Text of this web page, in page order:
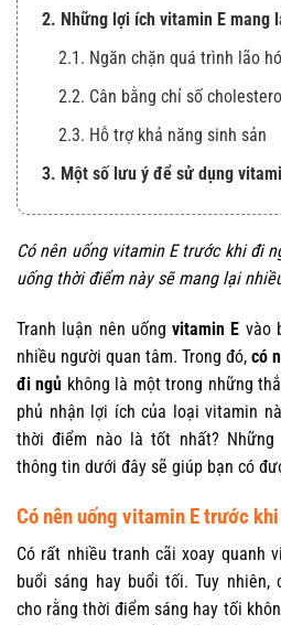
2. Những lợi ích vitamin E mang
2.1. Ngăn chặn quá trình lão
2.2. Cân bằng chỉ số
2.3. Hỗ trợ khả năng sinh sản
3. Một số lưu ý để sử dụng
Có nên uống vitamin E trước khi đi
uống thời điểm này sẽ mang lại
Tranh luận nên uống vitamin E vào
nhiều người quan tâm. Trong đó, có
đi ngủ không là một trong những
phủ nhận lợi ích của loại vitamin
thời điểm nào là tốt nhất? Những
thông tin dưới đây sẽ giúp bạn có
Có nên uống vitamin E trước
Có rất nhiều tranh cãi xoay quanh
buổi sáng hay buổi tối. Tuy nhiên,
cho rằng thời điểm sáng hay tối